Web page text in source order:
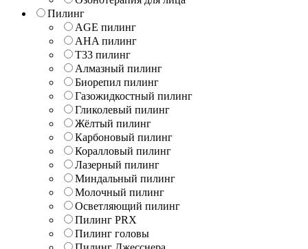
Пилинг
AGE пилинг
AHA пилинг
T33 пилинг
Алмазный пилинг
Биорепил пилинг
Газожидкостный пилинг
Гликолевый пилинг
Жёлтый пилинг
Карбоновый пилинг
Коралловый пилинг
Лазерный пилинг
Миндальный пилинг
Молочный пилинг
Осветляющий пилинг
Пилинг PRX
Пилинг головы